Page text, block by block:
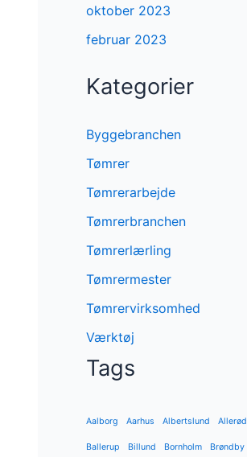
oktober 2023
februar 2023
Kategorier
Byggebranchen
Tømrer
Tømrerarbejde
Tømrerbranchen
Tømrerlærling
Tømrermester
Tømrervirksomhed
Værktøj
Tags
Aalborg Aarhus Albertslund Allerød
Ballerup Billund Bornholm Brøndby